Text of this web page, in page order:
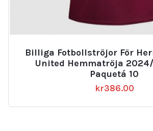
Billiga Fotbollströjor För
United Hemmatröja
Paquetá 10
kr386.00